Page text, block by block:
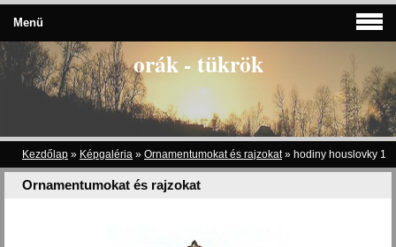
orák - tükrök
Kezdőlap » Képgaléria » Ornamentumokat és rajzokat» hodiny houslovky 1
Ornamentumokat és rajzokat
Menü